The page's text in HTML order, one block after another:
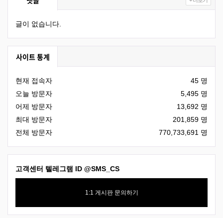
글이 없습니다.
사이트 통계
현재 접속자
45 명
오늘 방문자
5,495 명
어제 방문자
13,692 명
최대 방문자
201,859 명
전체 방문자
770,733,691 명
고객센터 텔레그램 ID @SMS_CS
1:1 게시판 문의하기